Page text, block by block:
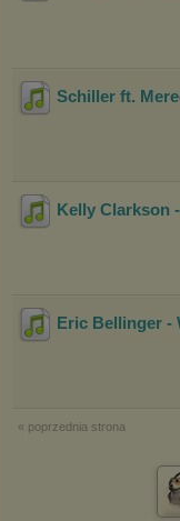
Schiller ft.
Kelly Clarkson
Eric Bellinger -
« poprzednia strona